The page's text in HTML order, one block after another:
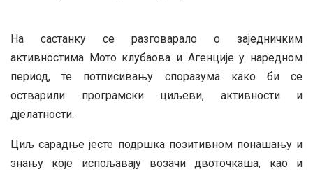
На састанку се разговарало о заједничким
активностима Мото клубаова и Агенције у наредном
период, те потписивању споразума како би се
остварили програмски циљеви, активности и
дјелатности.
Циљ сарадње јесте подршка позитивном понашању и
знању које испољавају возачи двоточкаша, као и